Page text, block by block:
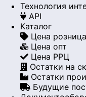
Технология
API
Каталог
Цена розница
Цена опт
Цена РРЦ
Остатки на
Остатки
Будущие